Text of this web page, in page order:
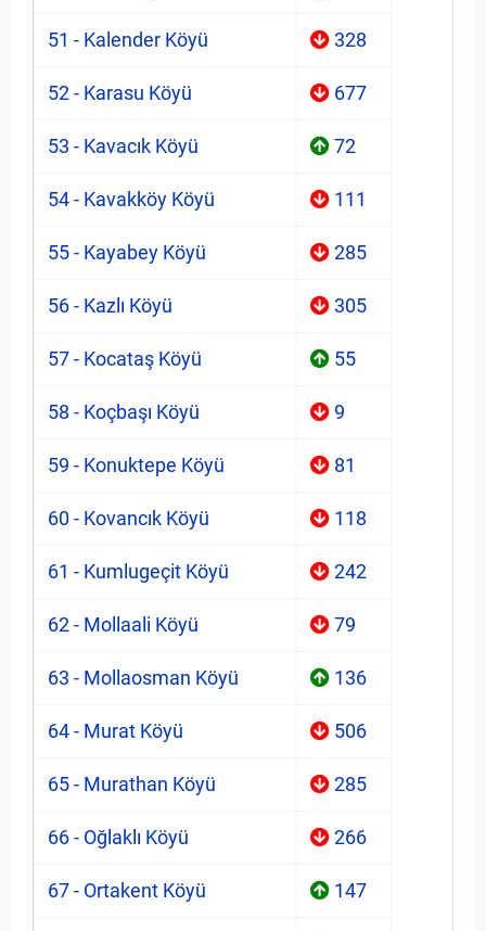
51 - Kalender Köyü 328
52 - Karasu Köyü 677
53 - Kavacık Köyü 72
54 - Kavakköy Köyü 111
55 - Kayabey Köyü 285
56 - Kazlı Köyü 305
57 - Kocataş Köyü 55
58 - Koçbaşı Köyü 9
59 - Konuktepe Köyü 81
60 - Kovancık Köyü 118
61 - Kumlugeçit Köyü 242
62 - Mollaali Köyü 79
63 - Mollaosman Köyü 136
64 - Murat Köyü 506
65 - Murathan Köyü 285
66 - Oğlaklı Köyü 266
67 - Ortakent Köyü 147